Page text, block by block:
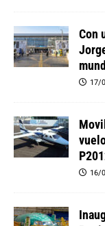
Con
17/
16/